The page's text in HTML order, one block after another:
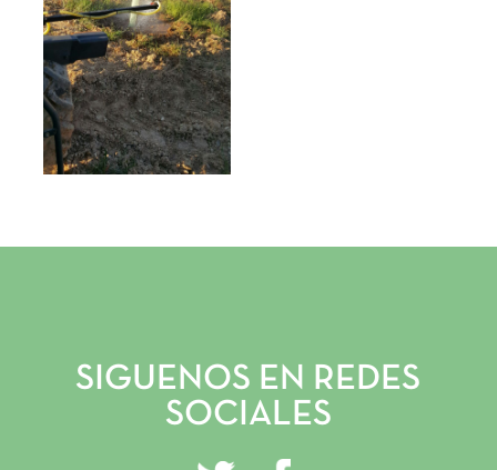
INICIO
VIVERO Y PLANTACIONES
GALERÍA
INSTAGRAM
FACEBOOK
YOUTUBE
SIGUENOS EN REDES
SOCIALES